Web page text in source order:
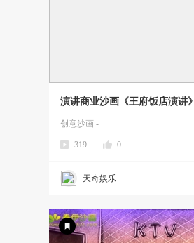
演讲商业沙画《王府饭店演讲
创意沙画 -
319 0
天奇娱乐